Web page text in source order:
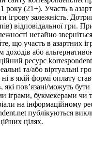
року (21+). Участь в
ігрову залежність.
відповідальної гри.
негайно
що участь в азартних
доходів або
ресурс
та/або віртуальні
в якій формі оплату
які пов’язані/можуть бути
іграми, букмекерами чи
на інформаційному
публікуються
цілях.